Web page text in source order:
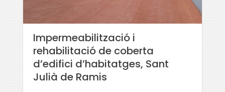
Impermeabilització i
rehabilitació de coberta
d’edifici d’habitatges, Sant
Julià de Ramis